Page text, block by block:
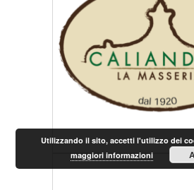
Utilizzando il sito, accetti l'utilizzo dei
maggiori informazioni